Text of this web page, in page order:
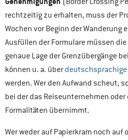
rechtzeitig zu erhalten, muss der
Wochen vor Beginn der Wanderung
Ausfüllen der Formulare müssen
genaue Lage der Grenzübergänge
können u. a. über
werden. Wer den Aufwand scheut,
bei der das Reiseunternehmen oder
Formalitäten übernimmt.
Wer weder auf Papierkram noch auf